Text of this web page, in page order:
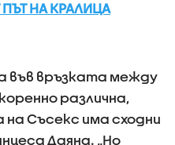
НА КРАЛИЦА
във връзката между
различна,
на Съсекс има сходни
Даяна. „Но